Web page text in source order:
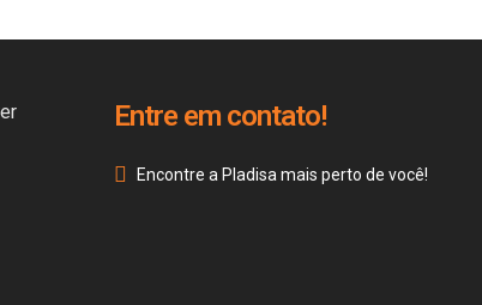
Entre em contato!
Encontre a Pladisa mais perto de você!